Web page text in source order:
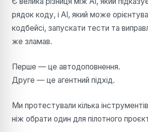
рядок коду, і AI, який може
кодбейсі, запускати тести та
же зламав.
Перше — це автодоповнення.
Друге — це агентний підхід.
Ми протестували кілька
ніж обрати один для пілотного